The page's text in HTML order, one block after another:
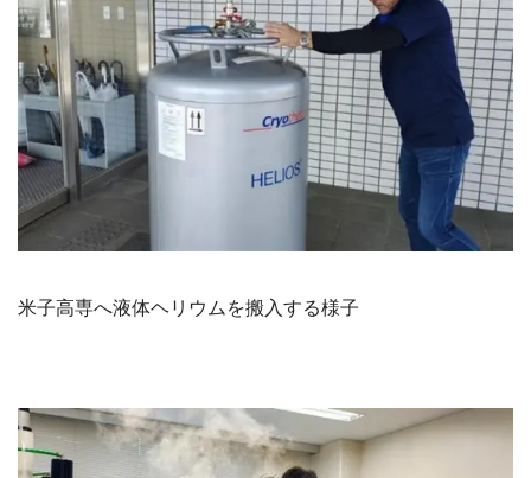
米子高専へ液体ヘリウムを搬入する様子